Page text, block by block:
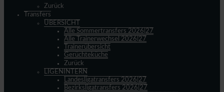
Zurück
Transfers
ÜBERSICHT
Alle Sommertransfers 2026|27
Alle Trainerwechsel 2026|27
Trainerübersicht
Gerüchteküche
Zurück
LIGENINTERN
Landesligatransfers 2026|27
Bezirksligatransfers 2026|27